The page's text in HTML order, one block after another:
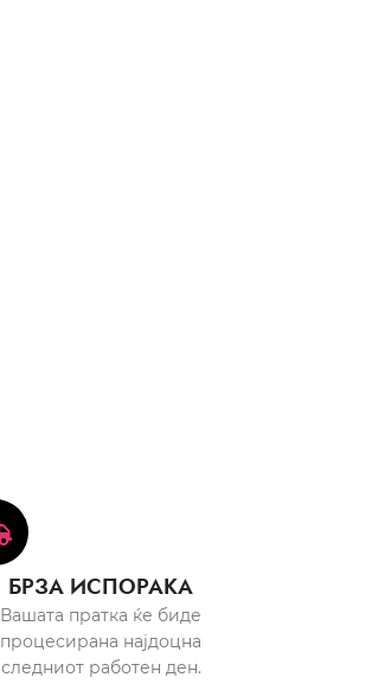
БРЗА ИСПОРАКА
Вашата пратка ќе биде
процесирана најдоцна
следниот работен ден.